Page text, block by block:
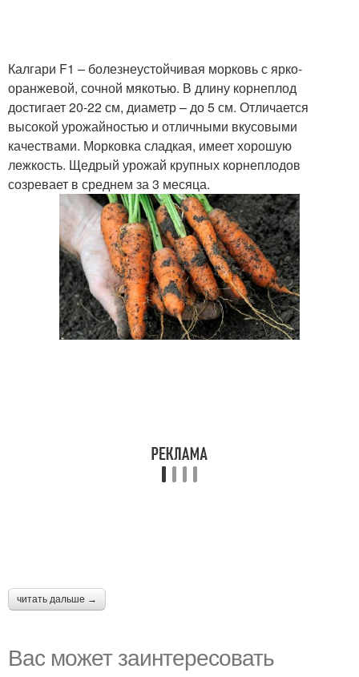
Калгари F1 – болезнеустойчивая морковь с ярко-
оранжевой, сочной мякотью. В длину корнеплод
достигает 20-22 см, диаметр – до 5 см. Отличается
высокой урожайностью и отличными вкусовыми
качествами. Морковка сладкая, имеет хорошую
лежкость. Щедрый урожай крупных корнеплодов
созревает в среднем за 3 месяца.
читать дальше →
Вас может заинтересовать